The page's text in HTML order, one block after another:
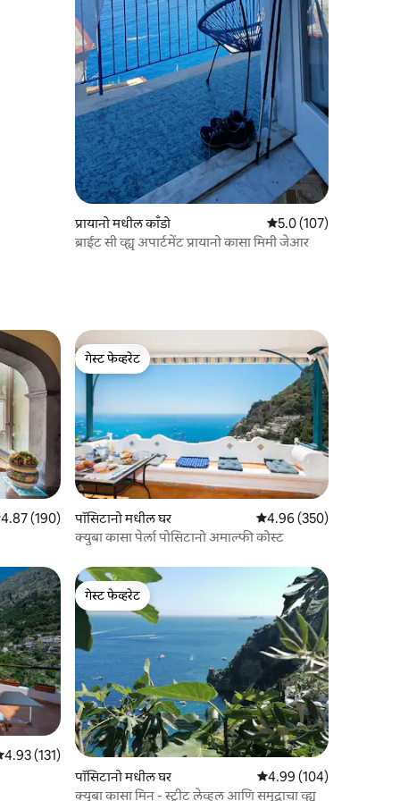
प्रायानो मधील काँडो 5 पैकी 5.0 सरासरी रेटिंग,
5.0 (107)
ब्राईट सी व्ह्यू अपार्टमेंट प्रायानो कासा मिमी जेआर
4.87 सरासरी रेटिंग, 190 रिव्ह्यूज
4.87 (190)
गेस्ट फेव्हरेट
गेस्ट फेव्हरेट
पॉसिटानो मधील घर 5 पैकी 4.96 सरासरी रेटिंग,
4.96 (350)
क्युबा कासा पेर्ला पोसिटानो अमाल्फी कोस्ट
पैकी 4.93 सरासरी रेटिंग, 131 रिव्ह्यूज
4.93 (131)
गेस्ट फेव्हरेट
गेस्ट फेव्हरेट
पॉसिटानो मधील घर 5 पैकी 4.99 सरासरी रेटिंग,
4.99 (104)
क्युबा कासा मिन - स्ट्रीट लेव्हल आणि समुद्राचा व्ह्यू